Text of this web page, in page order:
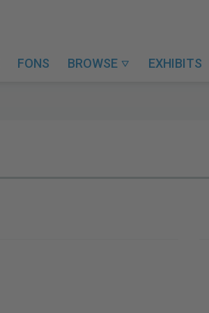
FONS BROWSE  EXHIBITS